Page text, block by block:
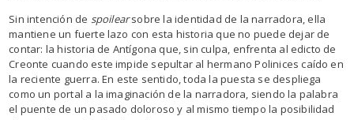
Sin intención de spoilearsobre la identidad de la narradora, ella
mantiene un fuerte lazo con esta historia que no puede dejar de
contar: la historia de Antígona que, sin culpa, enfrenta al edicto de
Creonte cuando este impide sepultar al hermano Polinices caído en
la reciente guerra. En este sentido, toda la puesta se despliega
como un portal a la imaginación de la narradora, siendo la palabra
el puente de un pasado doloroso y al mismo tiempo la posibilidad